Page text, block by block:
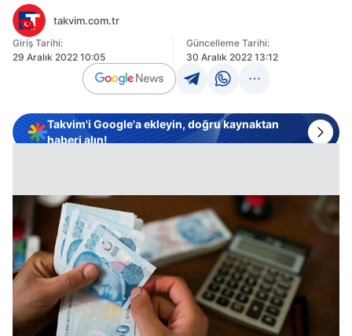
takvim.com.tr
Giriş Tarihi:
29 Aralık 2022 10:05
Güncelleme Tarihi:
30 Aralık 2022 13:12
Takvim'i Google'a ekleyin, doğru kaynaktan
haberi alın!